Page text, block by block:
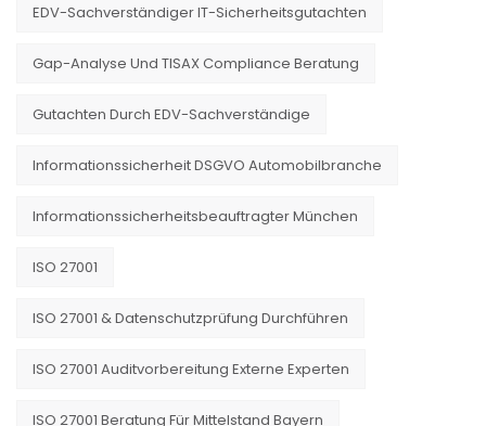
EDV-Sachverständiger IT-Sicherheitsgutachten
Gap-Analyse Und TISAX Compliance Beratung
Gutachten Durch EDV-Sachverständige
Informationssicherheit DSGVO Automobilbranche
Informationssicherheitsbeauftragter München
ISO 27001
ISO 27001 & Datenschutzprüfung Durchführen
ISO 27001 Auditvorbereitung Externe Experten
ISO 27001 Beratung Für Mittelstand Bayern